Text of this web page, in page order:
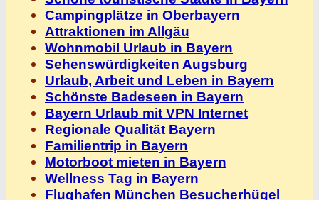
Campingplätze in Oberbayern
Attraktionen im Allgäu
Wohnmobil Urlaub in Bayern
Sehenswürdigkeiten Augsburg
Urlaub, Arbeit und Leben in Bayern
Schönste Badeseen in Bayern
Bayern Urlaub mit VPN Internet
Regionale Qualität Bayern
Familientrip in Bayern
Motorboot mieten in Bayern
Wellness Tag in Bayern
Flughafen München Besucherhügel